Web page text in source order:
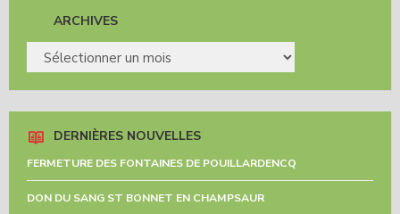
ARCHIVES
DERNIÈRES NOUVELLES
FERMETURE DES FONTAINES DE POUILLARDENCQ
DON DU SANG ST BONNET EN CHAMPSAUR